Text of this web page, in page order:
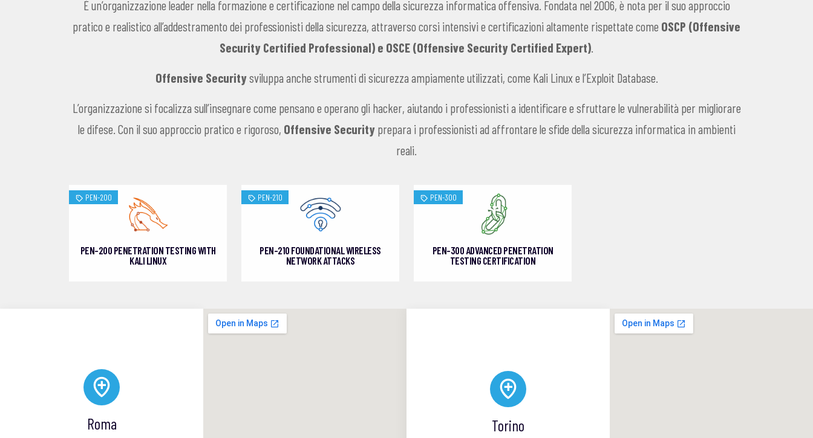
È un’organizzazione leader nella formazione e certificazione nel campo della sicurezza informatica offensiva. Fondata nel 2006, è nota per il suo approccio
pratico e realistico all’addestramento dei professionisti della sicurezza, attraverso corsi intensivi e certificazioni altamente rispettate come OSCP (Offensive
Security Certified Professional) e OSCE (Offensive Security Certified Expert).
Offensive Securitysviluppa anche strumenti di sicurezza ampiamente utilizzati, come Kali Linux e l’Exploit Database.
L’organizzazione si focalizza sull’insegnare come pensano e operano gli hacker, aiutando i professionisti a identificare e sfruttare le vulnerabilità per migliorare
le difese. Con il suo approccio pratico e rigoroso, Offensive Securityprepara i professionisti ad affrontare le sfide della sicurezza informatica in ambienti
reali.
PEN-200
PEN-200 PENETRATION TESTING WITH
KALI LINUX
PEN-210
PEN-210 FOUNDATIONAL WIRELESS
NETWORK ATTACKS
PEN-300
PEN-300 ADVANCED PENETRATION
TESTING CERTIFICATION
Roma Torino